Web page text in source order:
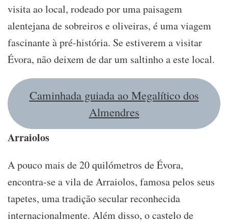
visita ao local, rodeado por uma paisagem
alentejana de sobreiros e oliveiras, é uma viagem
fascinante à pré-história. Se estiverem a visitar
Évora, não deixem de dar um saltinho a este local.
Caminhada guiada ao Megalítico dos
Almendres
Arraiolos
A pouco mais de 20 quilómetros de Évora,
encontra-se a vila de Arraiolos, famosa pelos seus
tapetes, uma tradição secular reconhecida
internacionalmente. Além disso, o castelo de